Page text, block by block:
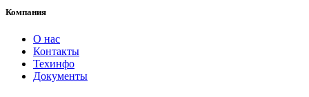
Компания
О нас
Контакты
Техинфо
Документы